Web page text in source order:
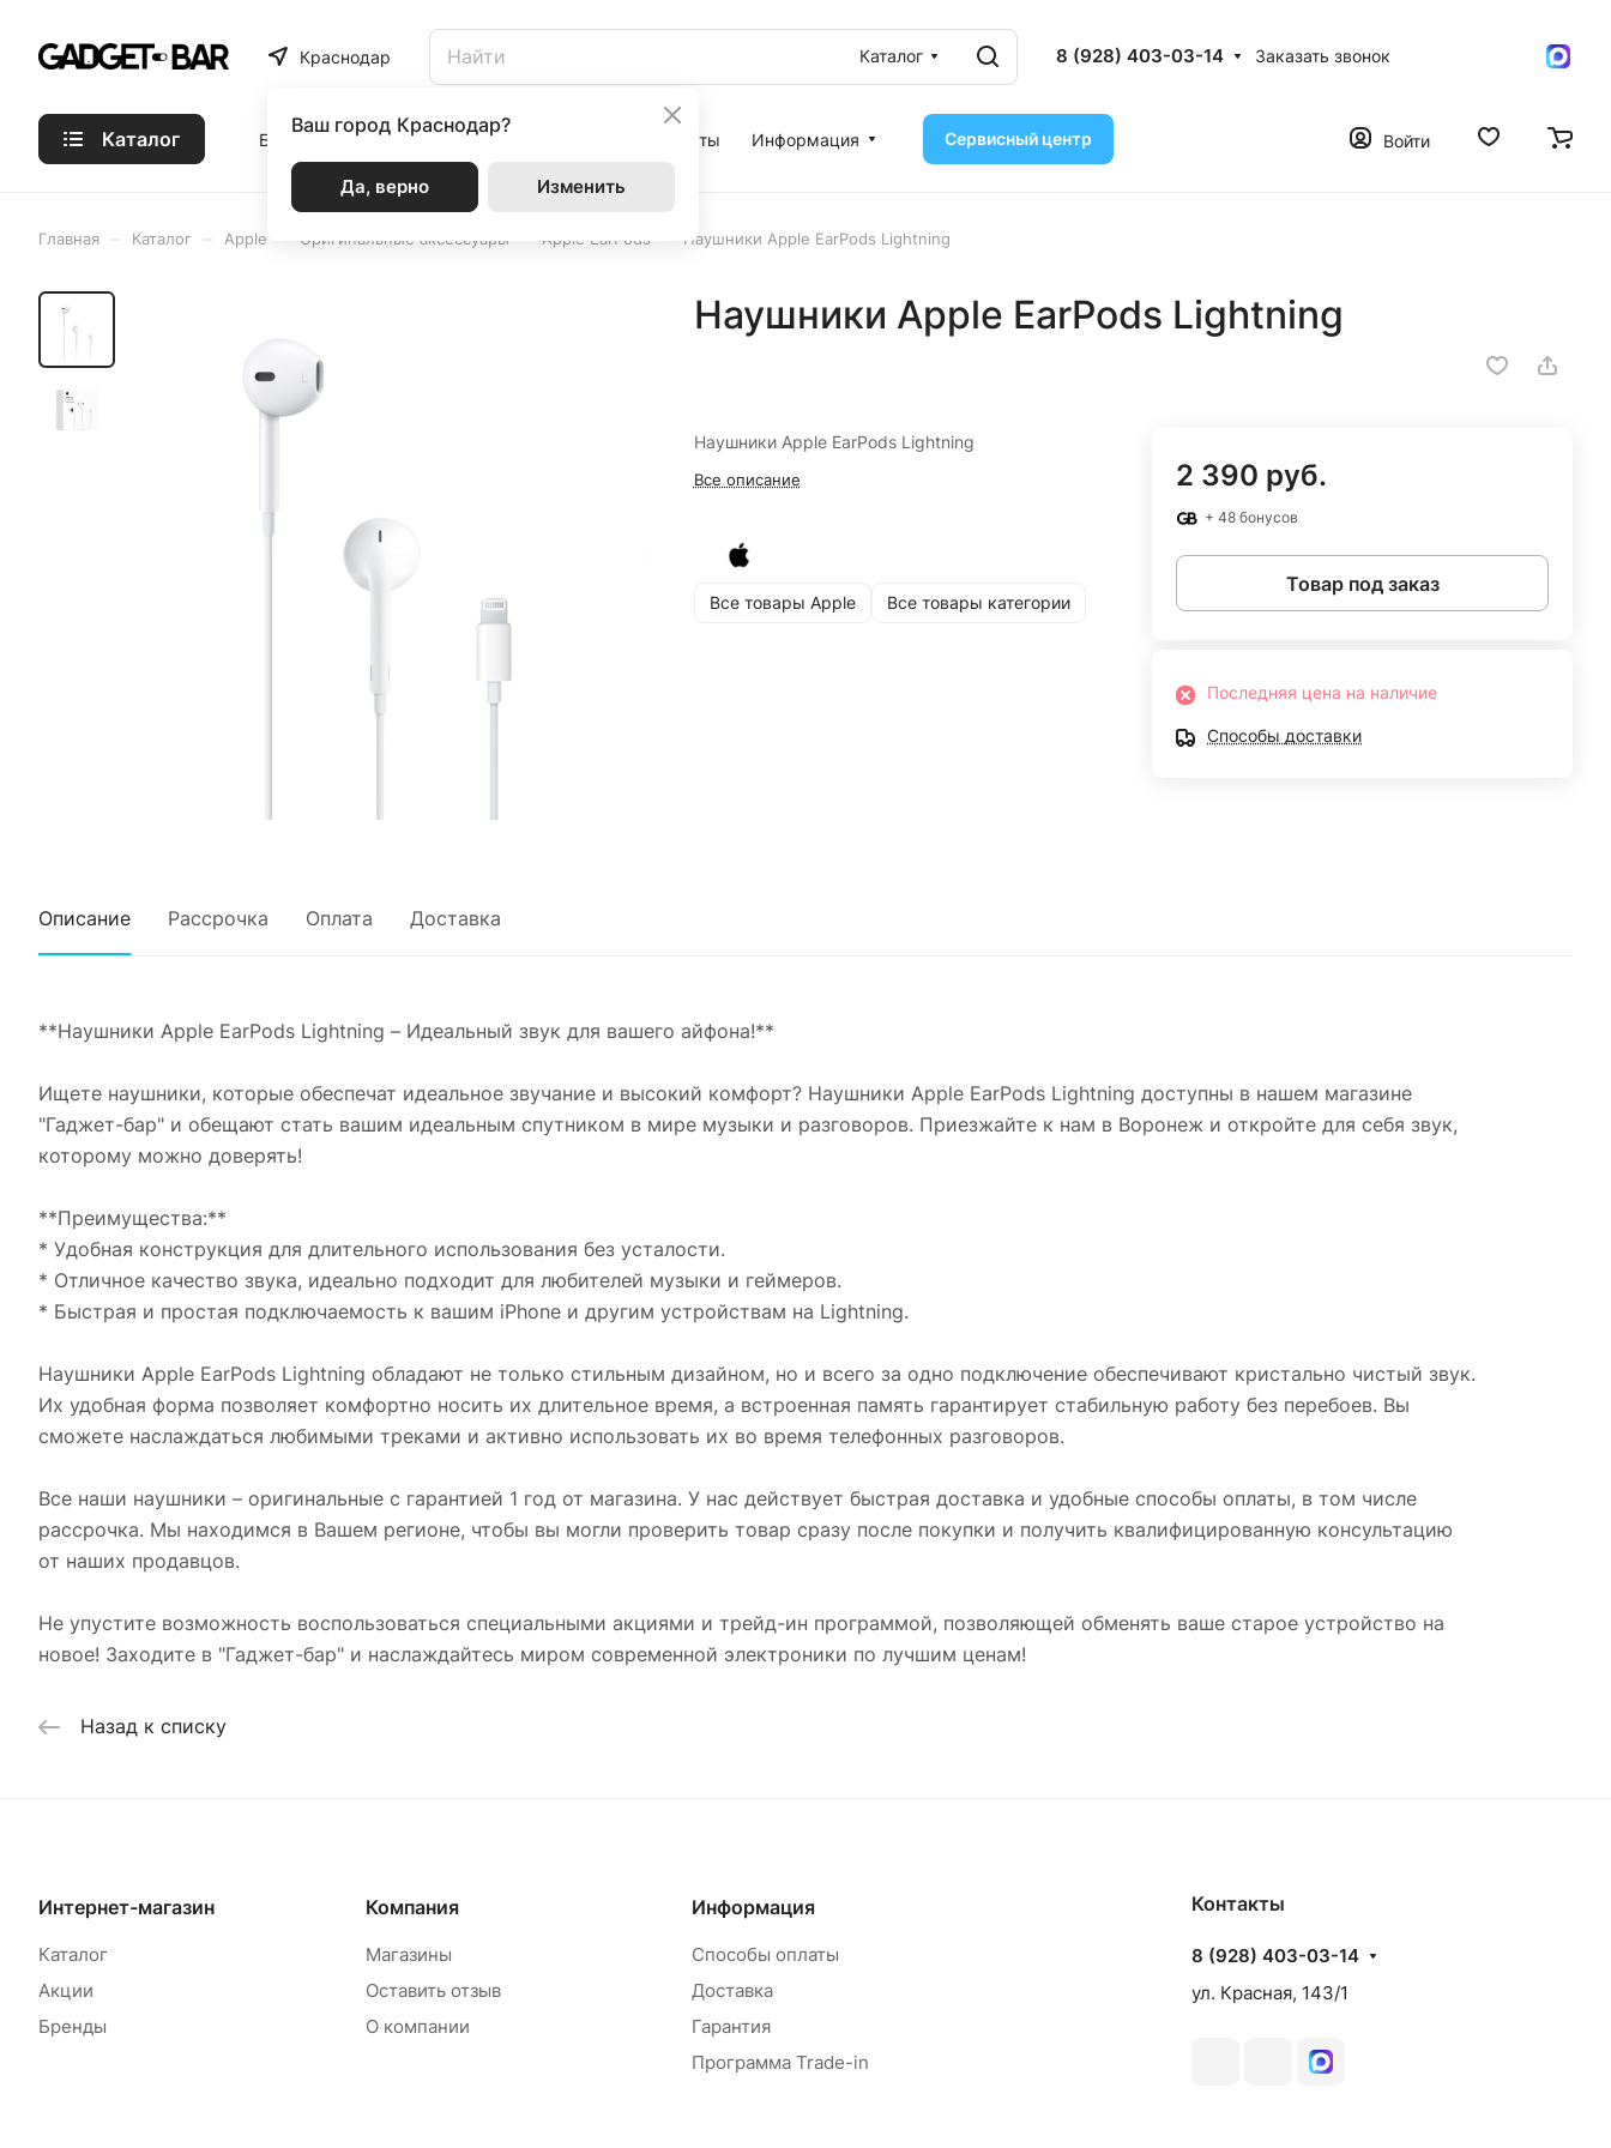
Краснодар
Ваш город Краснодар?
Да, верно Изменить
Каталог 8 (928) 403-03-14 Заказать звонок
Каталог Бренды Статьи Акции Контакты Информация Сервисный центр Войти
Главная Каталог Apple Оригинальные аксессуары Apple EarPods Наушники Apple EarPods Lightning
Наушники Apple EarPods Lightning
Наушники Apple EarPods Lightning
Все описание
Все товары Apple Все товары категории
2 390 руб.
+ 48 бонусов
Товар под заказ
Последняя цена на наличие
Способы доставки
Описание Рассрочка Оплата Доставка
**Наушники Apple EarPods Lightning – Идеальный звук для вашего айфона!**
Ищете наушники, которые обеспечат идеальное звучание и высокий комфорт? Наушники Apple EarPods Lightning доступны в нашем магазине
"Гаджет-бар" и обещают стать вашим идеальным спутником в мире музыки и разговоров. Приезжайте к нам в Воронеж и откройте для себя звук,
которому можно доверять!
**Преимущества:**
* Удобная конструкция для длительного использования без усталости.
* Отличное качество звука, идеально подходит для любителей музыки и геймеров.
* Быстрая и простая подключаемость к вашим iPhone и другим устройствам на Lightning.
Наушники Apple EarPods Lightning обладают не только стильным дизайном, но и всего за одно подключение обеспечивают кристально чистый звук.
Их удобная форма позволяет комфортно носить их длительное время, а встроенная память гарантирует стабильную работу без перебоев. Вы
сможете наслаждаться любимыми треками и активно использовать их во время телефонных разговоров.
Все наши наушники – оригинальные с гарантией 1 год от магазина. У нас действует быстрая доставка и удобные способы оплаты, в том числе
рассрочка. Мы находимся в Вашем регионе, чтобы вы могли проверить товар сразу после покупки и получить квалифицированную консультацию
от наших продавцов.
Не упустите возможность воспользоваться специальными акциями и трейд-ин программой, позволяющей обменять ваше старое устройство на
новое! Заходите в "Гаджет-бар" и наслаждайтесь миром современной электроники по лучшим ценам!
Назад к списку
Интернет-магазин
Каталог
Акции
Бренды
Компания
Магазины
Оставить отзыв
О компании
Информация
Способы оплаты
Доставка
Гарантия
Программа Trade-in
Контакты
8 (928) 403-03-14
ул. Красная, 143/1